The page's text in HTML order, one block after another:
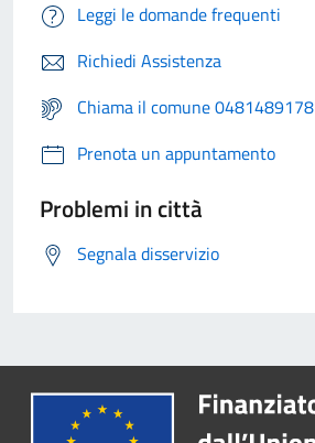
Leggi le domande frequenti
Richiedi Assistenza
Chiama il comune 0481489178
Prenota un appuntamento
Problemi in città
Segnala disservizio